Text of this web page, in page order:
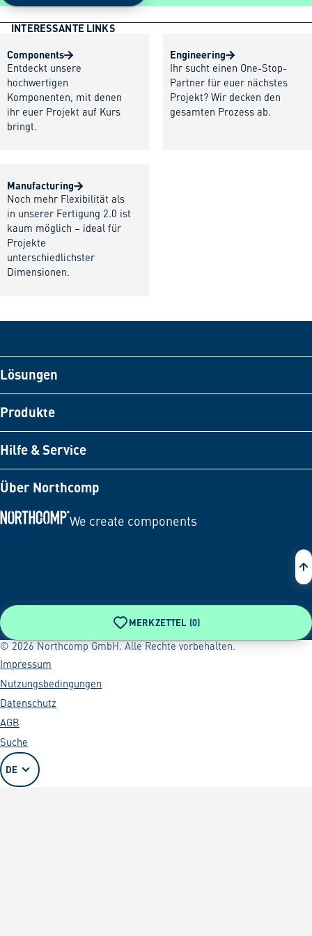
INTERESSANTE LINKS
Components
Entdeckt unsere
hochwertigen
Komponenten, mit denen
ihr euer Projekt auf Kurs
bringt.
Engineering
Ihr sucht einen One-Stop-
Partner für euer nächstes
Projekt? Wir decken den
gesamten Prozess ab.
Manufacturing
Noch mehr Flexibilität als
in unserer Fertigung 2.0 ist
kaum möglich – ideal für
Projekte
unterschiedlichster
Dimensionen.
Lösungen
Produkte
Hilfe & Service
Über Northcomp
We create components
MERKZETTEL (0)
© 2026 Northcomp GmbH. Alle Rechte vorbehalten.
Impressum
Nutzungsbedingungen
Datenschutz
AGB
Suche
DE